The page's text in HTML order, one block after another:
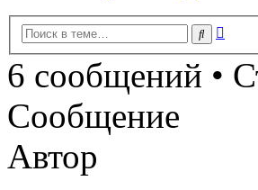
Поиск
6 сообщений •
Сообщение
Автор